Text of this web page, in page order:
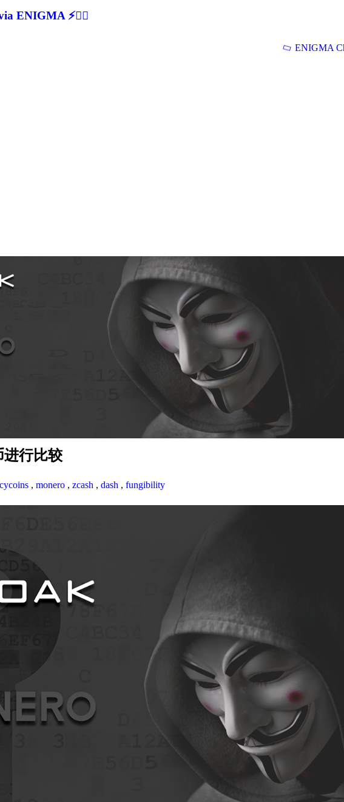
ENIGMA ⚡🕵‍♂
ENIGMA
进行比较
, monero , zcash , dash , fungibility